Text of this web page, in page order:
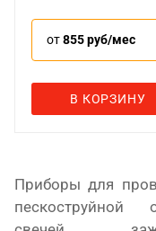
от855 руб/мес
В КОРЗИНУ
Приборы для
пескоструйной